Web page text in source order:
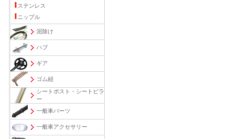
ステンレス
ニップル
泥除け
ハブ
ギア
ゴム紐
シートポスト・シートピラ
ー
一般車パーツ
一般車アクセサリー